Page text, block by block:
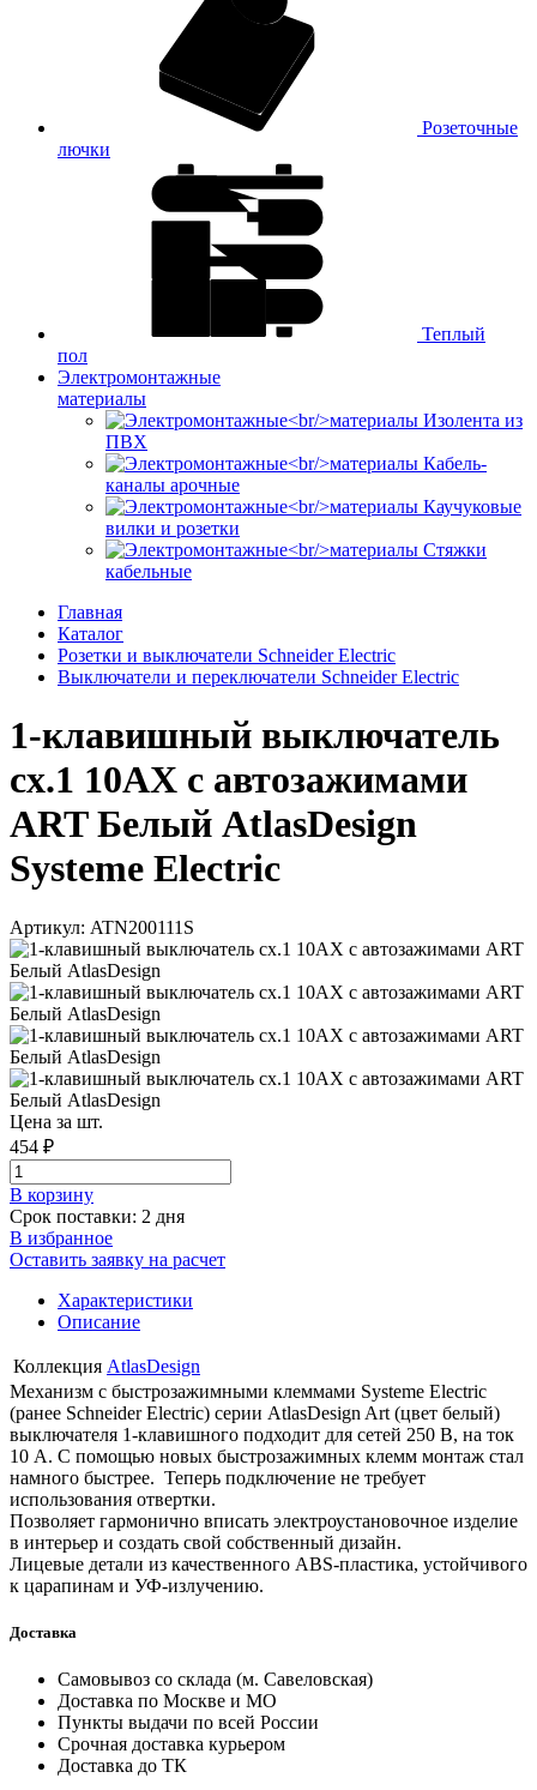
Розеточные
лючки
Теплый
пол
Электромонтажные
материалы
Изолента из
ПВХ
Кабель-
каналы арочные
Каучуковые
вилки и розетки
Стяжки
кабельные
Главная
Каталог
Розетки и выключатели Schneider Electric
Выключатели и переключатели Schneider Electric
1-клавишный выключатель
сх.1 10АХ с автозажимами
ART Белый AtlasDesign
Systeme Electric
Артикул: ATN200111S
Цена за шт.
454 ₽
В корзинy
Срок поставки: 2 дня
В избранное
Оставить заявку на расчет
Характеристики
Описание
Коллекция AtlasDesign
Механизм с быстрозажимными клеммами Systeme Electric
(ранее Schneider Electric) серии AtlasDesign Art (цвет белый)
выключателя 1-клавишного подходит для сетей 250 В, на ток
10 А. С помощью новых быстрозажимных клемм монтаж стал
намного быстрее. Теперь подключение не требует
использования отвертки.
Позволяет гармонично вписать электроустановочное изделие
в интерьер и создать свой собственный дизайн.
Лицевые детали из качественного ABS-пластика, устойчивого
к царапинам и УФ-излучению.
Доставка
Самовывоз со склада (м. Савеловская)
Доставка по Москве и МО
Пункты выдачи по всей России
Срочная доставка курьером
Доставка до ТК